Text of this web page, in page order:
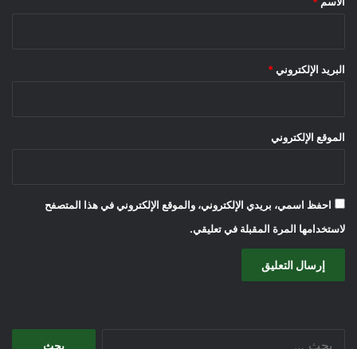
البريد الإلكتروني *
الموقع الإلكتروني
احفظ اسمي، بريدي الإلكتروني، والموقع الإلكتروني في هذا المتصفح
لاستخدامها المرة المقبلة في تعليقي.